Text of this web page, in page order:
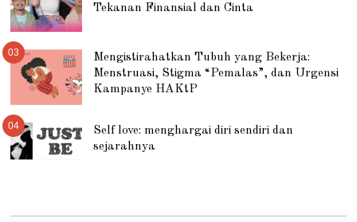
Tekanan Finansial dan Cinta
03
Mengistirahatkan Tubuh yang Bekerja:
Menstruasi, Stigma “Pemalas”, dan Urgensi
Kampanye HAKtP
04
Self love: menghargai diri sendiri dan
sejarahnya